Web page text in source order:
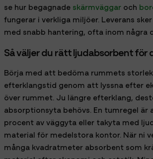
se hur begagnade skärmväggar och
fungerar i verkliga miljöer. Leverans
med snabb hantering, ofta inom några
Så väljer du rätt ljudabsorbent för
Börja med att bedöma rummets
efterklangstid genom att lyssna efter
över rummet. Ju längre efterklang,
absorptionsyta behövs. En tumregel är
procent av väggyta eller takyta med
material för medelstora kontor. När ni
många kvadratmeter absorbent som